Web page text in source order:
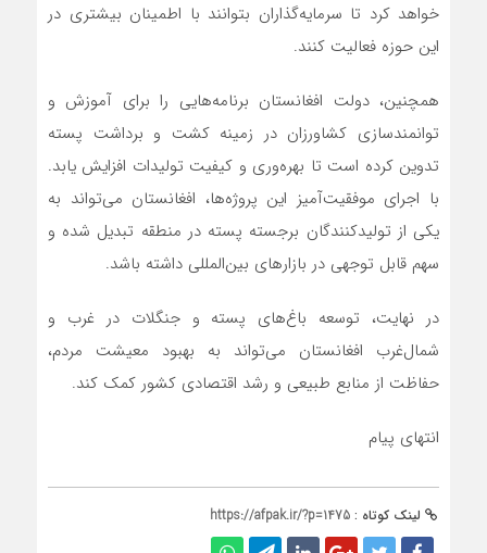
خواهد کرد تا سرمایه‌گذاران بتوانند با اطمینان بیشتری در
این حوزه فعالیت کنند.
همچنین، دولت افغانستان برنامه‌هایی را برای آموزش و
توانمندسازی کشاورزان در زمینه کشت و برداشت پسته
تدوین کرده است تا بهره‌وری و کیفیت تولیدات افزایش یابد.
با اجرای موفقیت‌آمیز این پروژه‌ها، افغانستان می‌تواند به
یکی از تولیدکنندگان برجسته پسته در منطقه تبدیل شده و
سهم قابل توجهی در بازارهای بین‌المللی داشته باشد.
در نهایت، توسعه باغ‌های پسته و جنگلات در غرب و
شمال‌غرب افغانستان می‌تواند به بهبود معیشت مردم،
حفاظت از منابع طبیعی و رشد اقتصادی کشور کمک کند.
انتهای پیام
لینک کوتاه : https://afpak.ir/?p=1475